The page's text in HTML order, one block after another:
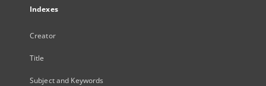
Indexes
Creator
Title
Subject and Keywords